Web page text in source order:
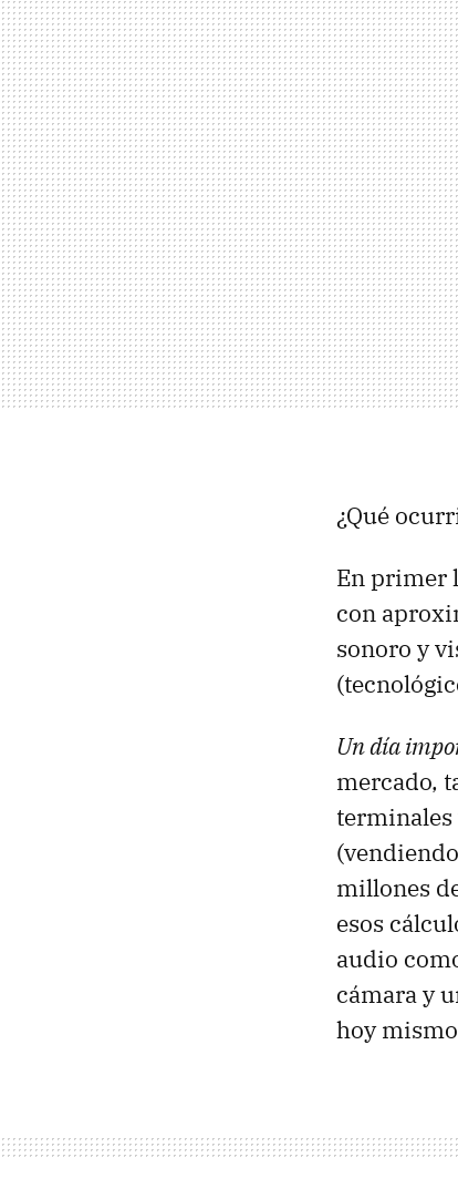
¿Qué
En primer
con
sonoro y
Un día
mercado,
terminales
millones
esos
audio
cámara y
hoy